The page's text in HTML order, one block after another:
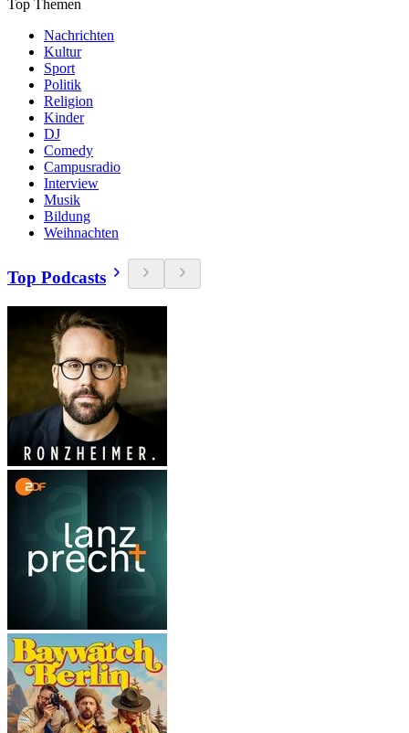
Top Themen
Nachrichten
Kultur
Sport
Politik
Religion
Kinder
DJ
Comedy
Campusradio
Interview
Musik
Bildung
Weihnachten
Top Podcasts